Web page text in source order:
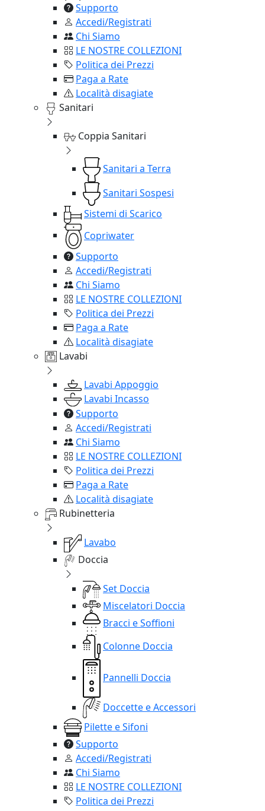
Supporto
Accedi/Registrati
Chi Siamo
LE NOSTRE COLLEZIONI
Politica dei Prezzi
Paga a Rate
Località disagiate
Sanitari
Coppia Sanitari
Sanitari a Terra
Sanitari Sospesi
Sistemi di Scarico
Copriwater
Supporto
Accedi/Registrati
Chi Siamo
LE NOSTRE COLLEZIONI
Politica dei Prezzi
Paga a Rate
Località disagiate
Lavabi
Lavabi Appoggio
Lavabi Incasso
Supporto
Accedi/Registrati
Chi Siamo
LE NOSTRE COLLEZIONI
Politica dei Prezzi
Paga a Rate
Località disagiate
Rubinetteria
Lavabo
Doccia
Set Doccia
Miscelatori Doccia
Bracci e Soffioni
Colonne Doccia
Pannelli Doccia
Doccette e Accessori
Pilette e Sifoni
Supporto
Accedi/Registrati
Chi Siamo
LE NOSTRE COLLEZIONI
Politica dei Prezzi